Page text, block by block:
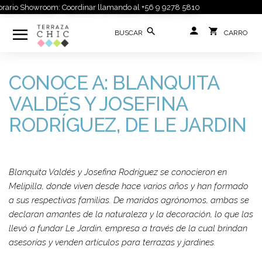
Showroom: Coordinar llamando al +56 9 9278 5810
CONOCE A: BLANQUITA
VALDÉS Y JOSEFINA
RODRÍGUEZ, DE LE JARDIN
Blanquita Valdés y Josefina Rodríguez se conocieron en
Melipilla, donde viven desde hace varios años y han formado
a sus respectivas familias. De maridos agrónomos, ambas se
declaran amantes de la naturaleza y la decoración, lo que las
llevó a fundar Le Jardin, empresa a través de la cual brindan
asesorías y venden artículos para terrazas y jardines.